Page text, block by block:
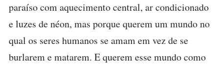
paraíso com aquecimento central, ar condicionado
e luzes de néon, mas porque querem um mundo no
qual os seres humanos se amam em vez de se
burlarem e matarem. E querem esse mundo como